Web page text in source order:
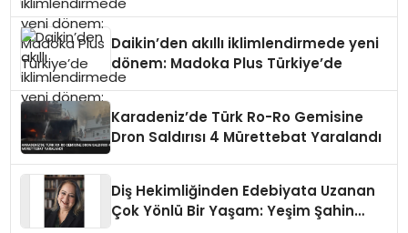
Daikin’den akıllı iklimlendirmede yeni
dönem: Madoka Plus Türkiye’de
Karadeniz’de Türk Ro-Ro Gemisine
Dron Saldırısı 4 Mürettebat Yaralandı
Diş Hekimliğinden Edebiyata Uzanan
Çok Yönlü Bir Yaşam: Yeşim Şahin